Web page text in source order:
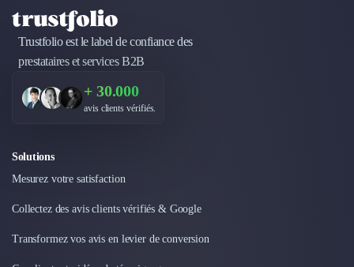
Trustfolio est le label de confiance des
prestataires et services B2B
+ 30.000
avis clients vérifiés.
Solutions
Mesurez votre satisfaction
Collectez des avis clients vérifiés & Google
Transformez vos avis en levier de conversion